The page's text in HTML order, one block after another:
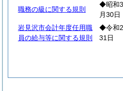
職務の級に関する規則
◆昭和
月30日
岩見沢市会計年度任用職
員の給与等に関する規則
◆令和2
31日